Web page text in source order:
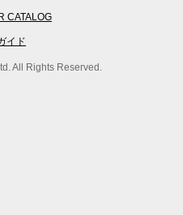
CATALOG
イド
All Rights Reserved.